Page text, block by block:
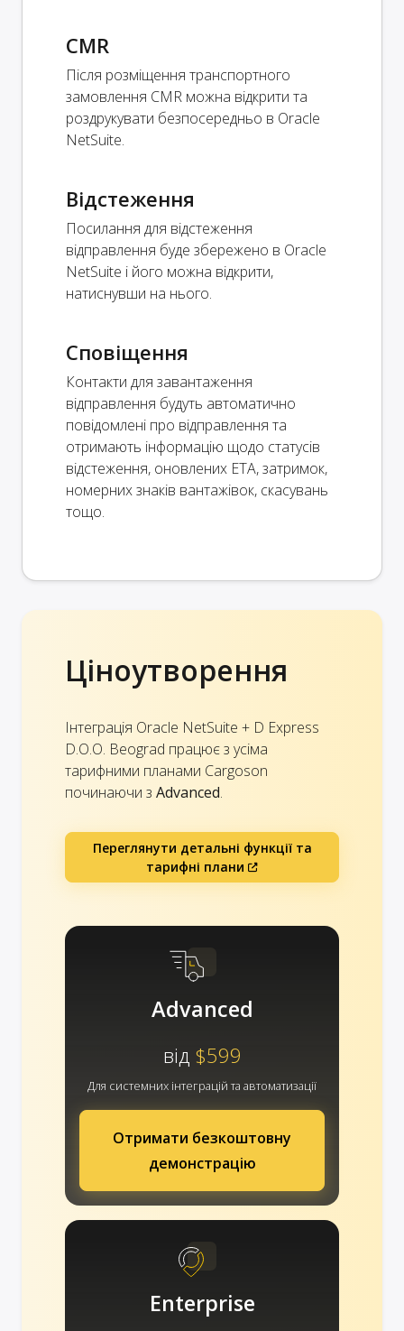
CMR
Після розміщення транспортного
замовлення CMR можна відкрити та
роздрукувати безпосередньо в Oracle
NetSuite.
Відстеження
Посилання для відстеження
відправлення буде збережено в Oracle
NetSuite і його можна відкрити,
натиснувши на нього.
Сповіщення
Контакти для завантаження
відправлення будуть автоматично
повідомлені про відправлення та
отримають інформацію щодо статусів
відстеження, оновлених ETA, затримок,
номерних знаків вантажівок, скасувань
тощо.
Ціноутворення
Інтеграція Oracle NetSuite + D Express
D.O.O. Beograd працює з усіма
тарифними планами Cargoson
починаючи з Advanced.
Переглянути детальні функції та
тарифні плани
Advanced
від $599
Для системних інтеграцій та автоматизації
Отримати безкоштовну
демонстрацію
Enterprise